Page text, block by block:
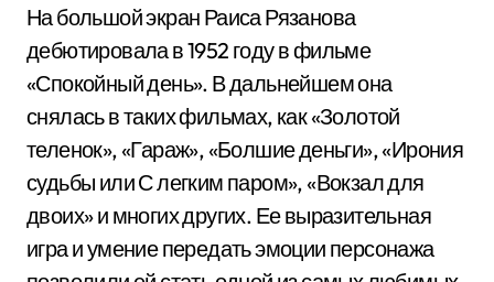
На большой экран Раиса Рязанова
дебютировала в 1952 году в фильме
«Спокойный день». В дальнейшем она
снялась в таких фильмах, как «Золотой
теленок», «Гараж», «Болшие деньги», «Ирония
судьбы или С легким паром», «Вокзал для
двоих» и многих других. Ее выразительная
игра и умение передать эмоции персонажа